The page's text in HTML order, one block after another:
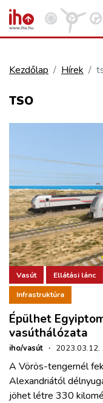
REPÜLÉS
ELLÁTÁSI LÁNC
ZÖLDÚT
HAJÓZÁS
BLOG
ARCHÍVUM
Kezdőlap Hírek
TSO
Vasút Ellátási lánc
Infrastruktúra
Épülhet
vasúthálózata
iho/vasút · 2023.03.12.
A Vörös-tengernél
Alexandriától
jöhet létre 330